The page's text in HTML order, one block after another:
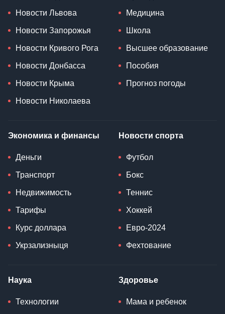
Новости Львова
Новости Запорожья
Новости Кривого Рога
Новости Донбасса
Новости Крыма
Новости Николаева
Медицина
Школа
Высшее образование
Пособия
Прогноз погоды
Экономика и финансы
Деньги
Транспорт
Недвижимость
Тарифы
Курс доллара
Укрзализныця
Новости спорта
Футбол
Бокс
Теннис
Хоккей
Евро-2024
Фехтование
Наука
Технологии
Здоровье
Мама и ребенок